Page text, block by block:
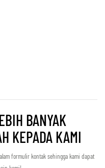
BANYAK
KEPADA KAMI
formulir kontak sehingga kami dapat